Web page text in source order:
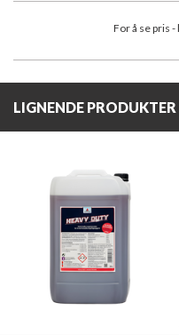
For å se pris -
LIGNENDE PRODUKTER